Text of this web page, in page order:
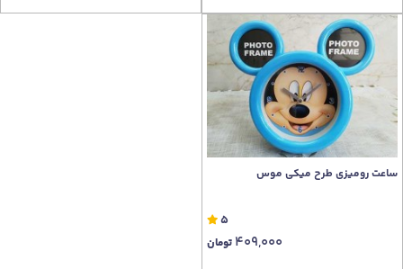
ساعت رومیزی طرح میکی موس
5
409,000 تومان